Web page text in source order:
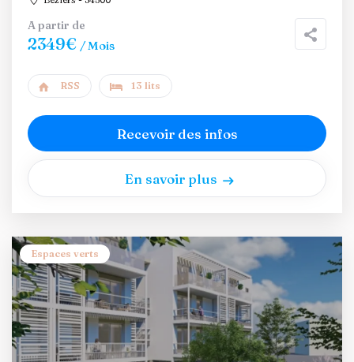
A partir de
2349€ / Mois
RSS 13 lits
Recevoir des infos
En savoir plus
Espaces verts